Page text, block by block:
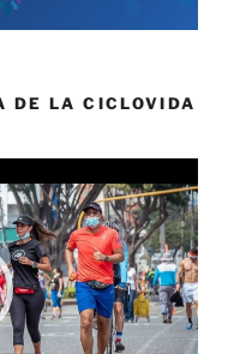
DE LA CICLOVIDA